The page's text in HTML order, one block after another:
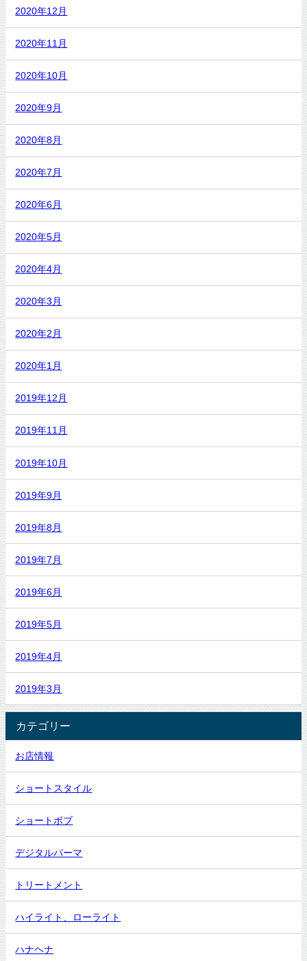
2020年12月
2020年11月
2020年10月
2020年9月
2020年8月
2020年7月
2020年6月
2020年5月
2020年4月
2020年3月
2020年2月
2020年1月
2019年12月
2019年11月
2019年10月
2019年9月
2019年8月
2019年7月
2019年6月
2019年5月
2019年4月
2019年3月
カテゴリー
お店情報
ショートスタイル
ショートボブ
デジタルパーマ
トリートメント
ハイライト、ローライト
ハナヘナ